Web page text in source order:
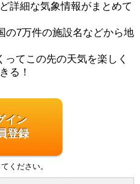
詳細な気象情報がまとめて
の7万件の施設名などから地
てこの先の天気を楽しく
る！
イン
登録
ください。